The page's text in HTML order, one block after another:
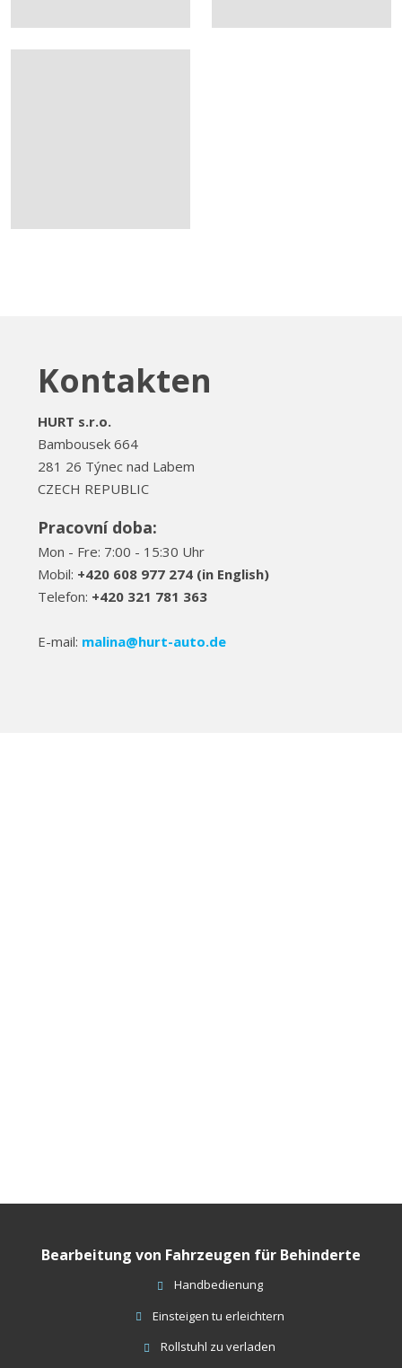
Kontakten
HURT s.r.o.
Bambousek 664
281 26 Týnec nad Labem
CZECH REPUBLIC
Pracovní doba:
Mon - Fre: 7:00 - 15:30 Uhr
Mobil: +420 608 977 274 (in English)
Telefon: +420 321 781 363
E-mail: malina@hurt-auto.de
Bearbeitung von Fahrzeugen für Behinderte
Handbedienung
Einsteigen tu erleichtern
Rollstuhl zu verladen